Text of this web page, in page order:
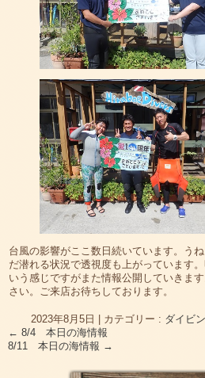
台風の影響がここ数日続いています。う
だ潜れる状況で透視度も上がっています
いう感じですがまた情報公開していきま
さい。ご来店お待ちしております。
2023年8月5日 カテゴリー : ダイビ
← 8/4 本日の海情報
8/11 本日の海情報 →